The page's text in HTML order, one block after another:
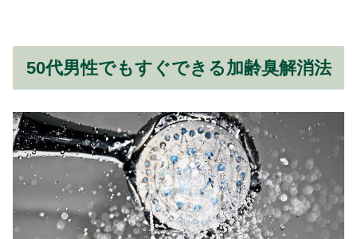
50代男性でもすぐできる加齢臭解消法